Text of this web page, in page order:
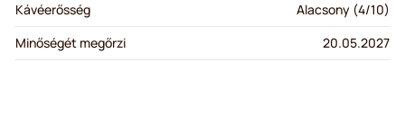
Kávéerősség
Alacsony (4/10)
Minőségét megőrzi
20.05.2027